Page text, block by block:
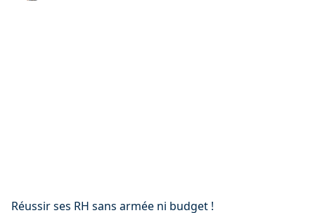
Réussir ses RH sans armée ni budget !